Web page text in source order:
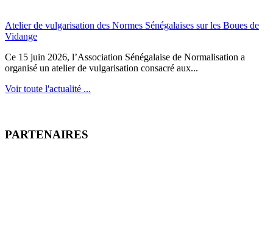
Atelier de vulgarisation des Normes Sénégalaises sur les Boues de
Vidange
Ce 15 juin 2026, l’Association Sénégalaise de Normalisation a
organisé un atelier de vulgarisation consacré aux...
Voir toute l'actualité ...
PARTENAIRES